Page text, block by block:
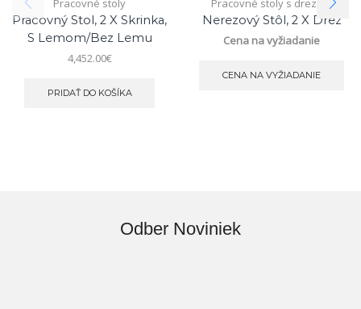
Pracovný Stol, 2 X Skrinka,
S Lemom/bez Lemu
4,452.00€
PRIDAŤ DO KOŠÍKA
Nerezový Stôl, 2 X Drez
Cena na vyžiadanie
CENA NA VYŽIADANIE
Odber Noviniek